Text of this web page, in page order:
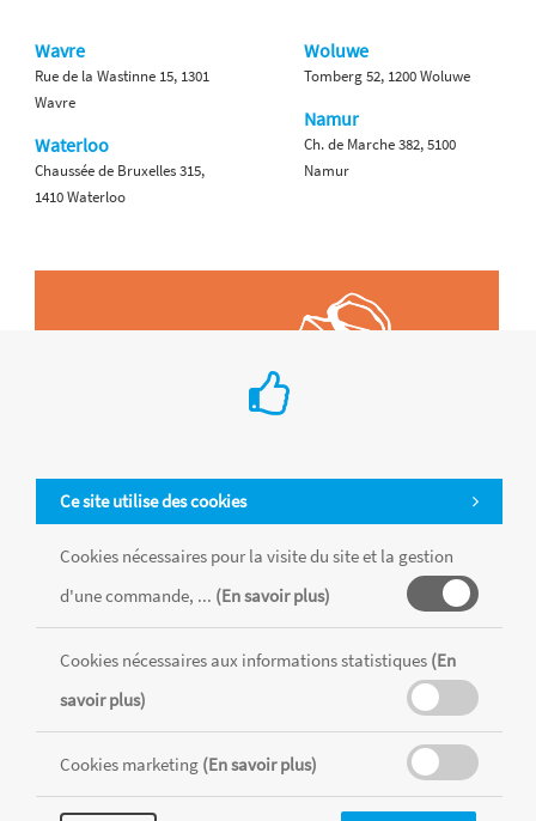
Ce site utilise des cookies
Cookies nécessaires pour la visite du site et la gestion
d'une commande, ... (En savoir plus)
Cookies nécessaires aux informations statistiques (En
savoir plus)
Cookies marketing (En savoir plus)
Wavre
Rue de la Wastinne 15, 1301
Wavre
Waterloo
Chaussée de Bruxelles 315,
1410 Waterloo
Woluwe
Tomberg 52, 1200 Woluwe
Namur
Ch. de Marche 382, 5100
Namur
Tous les produits sont vendus dans la limite des stocks disponibles de
chaque magasin, toutes taxes comprises.
MENTIONS LÉGALES CONDITIONS GÉNÉRALES